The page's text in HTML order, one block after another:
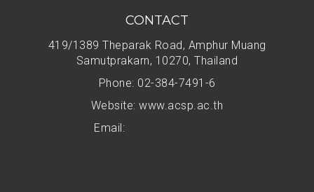
CONTACT
419/1389 Theparak Road, Amphur Muang
Samutprakarn, 10270, Thailand
Phone: 02-384-7491-6
Website: www.acsp.ac.th
Email: